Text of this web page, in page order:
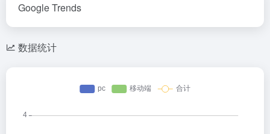
Google Trends
数据统计